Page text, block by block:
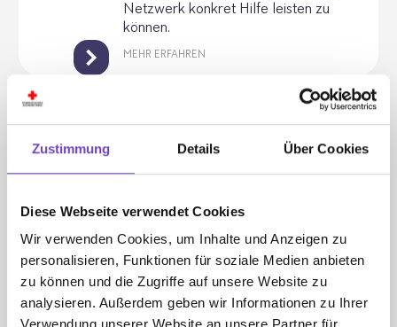
Zustimmung Details Über Cookies
Diese Webseite verwendet Cookies
Wir verwenden Cookies, um Inhalte und Anzeigen zu
personalisieren, Funktionen für soziale Medien anbieten
zu können und die Zugriffe auf unsere Website zu
analysieren. Außerdem geben wir Informationen zu Ihrer
Netz­werk konkret Hilfe leisten zu
können.
MEHR ERFAHREN
Egal, wo in der Welt eine Kata­strophe
natio­nalen Roten Kreuzes oder Roten
Stunden- oder Tage­lang im Einsatz,
bevor die erste inter­na­tio­nale Hilfe
eintrifft.
KATASTROPHENHILFE